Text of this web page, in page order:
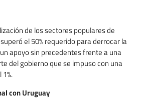
de los sectores populares de
el 50% requerido para derrocar la
apoyo sin precedentes frente a una
del gobierno que se impuso con una
con Uruguay